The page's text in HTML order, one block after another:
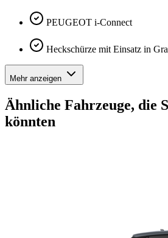
PEUGEOT i-Connect
Heckschürze mit Einsatz in
Mehr anzeigen
Ähnliche Fahrzeuge, die
könnten